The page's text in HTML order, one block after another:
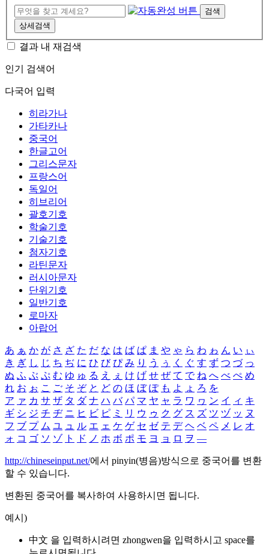
검색
상세검색
결과 내 재검색
인기 검색어
다국어 입력
히라가나
가타카나
중국어
한글고어
그리스문자
프랑스어
독일어
히브리어
괄호기호
학술기호
기술기호
첨자기호
라틴문자
러시아문자
단위기호
일반기호
로마자
아랍어
あ ぁ か が さ ざ た だ な は ば ぱ ま や ゃ ら わ ゎ ん い ぃ
き ぎ し じ ち ぢ に ひ び ぴ み り う ぅ く ぐ す ず つ づ っ
ぬ ふ ぶ ぷ む ゆ ゅ る え ぇ け げ せ ぜ て で ね へ べ ぺ め
れ お ぉ こ ご そ ぞ と ど の ほ ぼ ぽ も よ ょ ろ を
ア ァ カ サ ザ タ ダ ナ ハ バ パ マ ヤ ャ ラ ワ ヮ ン イ ィ キ
ギ シ ジ チ ヂ ニ ヒ ビ ピ ミ リ ウ ゥ ク グ ス ズ ツ ヅ ッ ヌ
フ ブ プ ム ユ ュ ル エ ェ ケ ゲ セ ゼ テ デ ヘ ベ ペ メ レ オ
ォ コ ゴ ソ ゾ ト ド ノ ホ ボ ポ モ ヨ ョ ロ ヲ ―
http://chineseinput.net/에서 pinyin(병음)방식으로 중국어를 변환
할 수 있습니다.
변환된 중국어를 복사하여 사용하시면 됩니다.
예시)
中文 을 입력하시려면 zhongwen을 입력하시고 space를